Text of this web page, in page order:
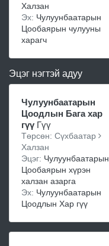
Халзан
Эх: Чулуунбаатарын
Цообаярын чулууны
харагч
Эцэг нэгтэй адуу
Чулуунбаатарын
Цоодлын Бага хар
гүү Гүү
Төрсөн: Сүхбаатар
Халзан
Эцэг: Чулуунбаатарын
Цообаярын хүрэн
халзан азарга
Эх: Чулуунбаатарын
Цоодлын Хар гүү